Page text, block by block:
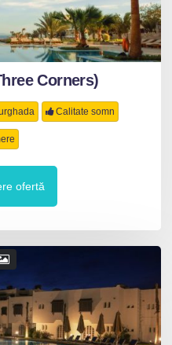
Corners)
Calitate somn
ofertă